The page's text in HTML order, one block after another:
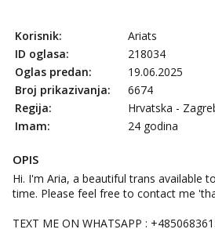
Korisnik:
Ariats
ID oglasa:
218034
Oglas predan:
19.06.2025
Broj prikazivanja:
6674
Regija:
Hrvatska -
Imam:
24 godina
OPIS
Hi. I'm Aria, a beautiful trans available
time. Please feel free to contact me
TEXT ME ON WHATSAPP :